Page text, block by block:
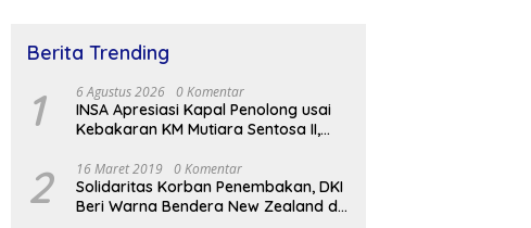
Berita Trending
1 6 Agustus 2026 0 Komentar
INSA Apresiasi Kapal Penolong usai
Kebakaran KM Mutiara Sentosa II,
2 16 Maret 2019 0 Komentar
Solidaritas Korban Penembakan, DKI
Beri Warna Bendera New Zealand di